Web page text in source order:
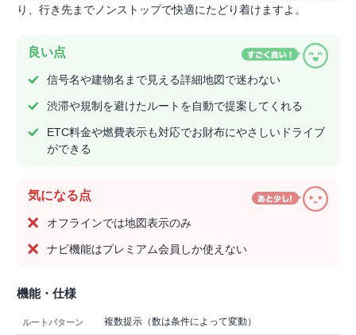
り、行き先までノンストップで快適にたどり着けますよ。
良い点
信号名や建物名まで見える詳細地図で迷わない
渋滞や規制を避けたルートを自動で提案してくれる
ETC料金や燃費表示も対応でお財布にやさしいドライブ
ができる
気になる点
オフラインでは地図表示のみ
ナビ機能はプレミアム会員しか使えない
機能・仕様
ルートパターン 複数提示（数は条件によって変動）